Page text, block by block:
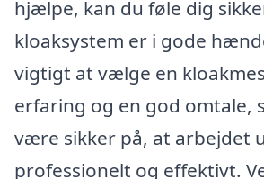
hjælpe, kan du føle dig
kloaksystem er i gode
vigtigt at vælge en
erfaring og en god omtale,
være sikker på, at arbejdet
professionelt og effektivt.